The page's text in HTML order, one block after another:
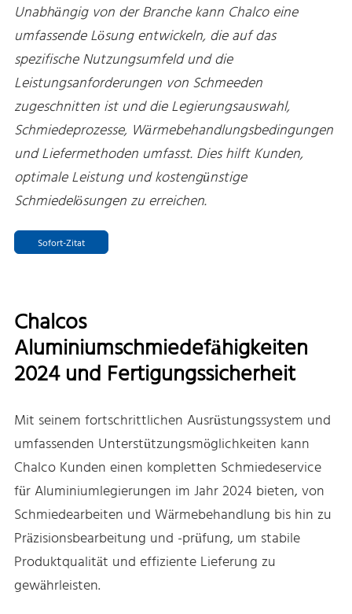
Unabhängig von der Branche kann Chalco eine
umfassende Lösung entwickeln, die auf das
spezifische Nutzungsumfeld und die
Leistungsanforderungen von Schmeeden
zugeschnitten ist und die Legierungsauswahl,
Schmiedeprozesse, Wärmebehandlungsbedingungen
und Liefermethoden umfasst. Dies hilft Kunden,
optimale Leistung und kostengünstige
Schmiedelösungen zu erreichen.
Sofort-Zitat
Chalcos
Aluminiumschmiedefähigkeiten
2024 und Fertigungssicherheit
Mit seinem fortschrittlichen Ausrüstungssystem und
umfassenden Unterstützungsmöglichkeiten kann
Chalco Kunden einen kompletten Schmiedeservice
für Aluminiumlegierungen im Jahr 2024 bieten, von
Schmiedearbeiten und Wärmebehandlung bis hin zu
Präzisionsbearbeitung und -prüfung, um stabile
Produktqualität und effiziente Lieferung zu
gewährleisten.